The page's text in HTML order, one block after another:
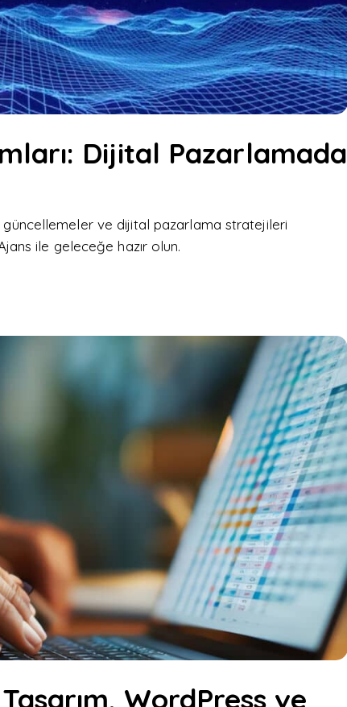
Dijital Pazarlamada
güncellemeler ve dijital pazarlama stratejileri
ile geleceğe hazır olun.
WordPress ve